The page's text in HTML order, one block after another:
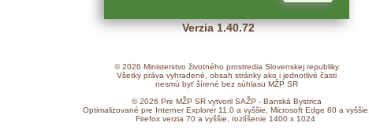
Verzia 1.40.72
© 2026 Ministerstvo životného prostredia Slovenskej republiky
Všetky práva vyhradené, obsah stránky ako i jednotlivé časti
nesmú byť šírené bez súhlasu MŽP SR
© 2026 Pre MŽP SR vytvoril SAŽP - Banská Bystrica
Optimalizované pre Interner Explorer 11.0 a vyššie, Microsoft Edge 80 a vyššie,
Firefox verzia 70 a vyššie, rozlíšenie 1400 x 1024